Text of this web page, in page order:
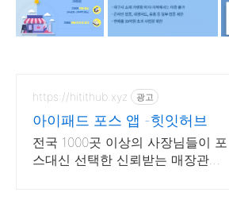
https://hitithub.xyz 광고
아이패드 포스 앱 -힛잇허브
전국 1000곳 이상의 사장님들이 포
스대신 선택한 신뢰받는 매장관리